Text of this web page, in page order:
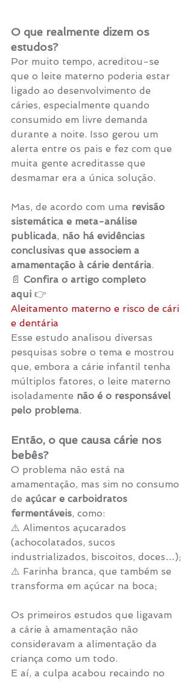
O que realmente dizem os
estudos?
Por muito tempo, acreditou-se
que o leite materno poderia estar
ligado ao desenvolvimento de
cáries, especialmente quando
consumido em livre demanda
durante a noite. Isso gerou um
alerta entre os pais e fez com que
muita gente acreditasse que
desmamar era a única solução.
Mas, de acordo com uma revisão
sistemática e meta-análise
publicada, não há evidências
conclusivas que associem a
amamentação à cárie dentária.
📄 Confira o artigo completo
aqui 👉
Aleitamento materno e risco de cári
e dentária
Esse estudo analisou diversas
pesquisas sobre o tema e mostrou
que, embora a cárie infantil tenha
múltiplos fatores, o leite materno
isoladamente não é o responsável
pelo problema.
Então, o que causa cárie nos
bebês?
O problema não está na
amamentação, mas sim no consumo
de açúcar e carboidratos
fermentáveis, como:
⚠️ Alimentos açucarados
(achocolatados, sucos
industrializados, biscoitos, doces…);
⚠️ Farinha branca, que também se
transforma em açúcar na boca;
Os primeiros estudos que ligavam
a cárie à amamentação não
consideravam a alimentação da
criança como um todo.
E aí, a culpa acabou recaindo no